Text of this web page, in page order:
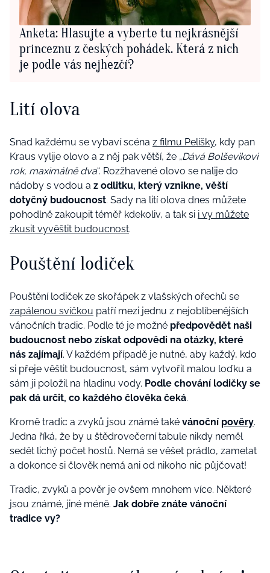
Anketa: Hlasujte a vyberte tu nejkrásnější
princeznu z českých pohádek. Která z nich
je podle vás nejhezčí?
Lití olova
Snad každému se vybaví scéna z filmu Pelíšky, kdy pan
Kraus vylije olovo a z něj pak větší, že „Dává Bolševikovi
rok, maximálně dva“. Rozžhavené olovo se nalije do
nádoby s vodou a z odlitku, který vznikne, věští
dotyčný budoucnost. Sady na lití olova dnes můžete
pohodlně zakoupit téměř kdekoliv, a tak si i vy můžete
zkusit vyvěštit budoucnost.
Pouštění lodiček
Pouštění lodiček ze skořápek z vlašských ořechů se
zapálenou svíčkou patří mezi jednu z nejoblíbenějších
vánočních tradic. Podle té je možné předpovědět naši
budoucnost nebo získat odpovědi na otázky, které
nás zajímají. V každém případě je nutné, aby každý, kdo
si přeje věštit budoucnost, sám vytvořil malou loďku a
sám ji položil na hladinu vody. Podle chování lodičky se
pak dá určit, co každého člověka čeká.
Kromě tradic a zvyků jsou známé také vánoční pověry.
Jedna říká, že by u štědrovečerní tabule nikdy neměl
sedět lichý počet hostů. Nemá se věšet prádlo, zametat
a dokonce si člověk nemá ani od nikoho nic půjčovat!
Tradic, zvyků a pověr je ovšem mnohem více. Některé
jsou známé, jiné méně. Jak dobře znáte vánoční
tradice vy?